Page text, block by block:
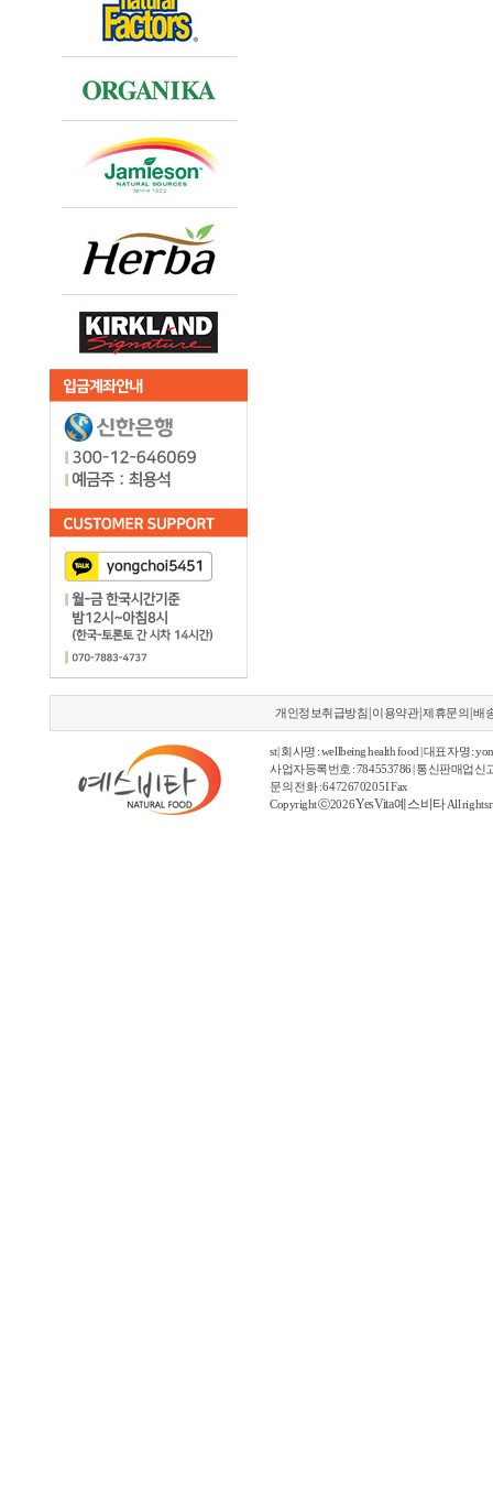
개인정보취급방침 이용약관|제휴문의 |배
st | 회사명 : wellbeing health food | 대표자명 :
사업자등록번호 : 784553786 | 통신판매업신
문의 전화 : 6472670205 I Fax
Copyright ⓒ2026YesVita 예스비타All rights